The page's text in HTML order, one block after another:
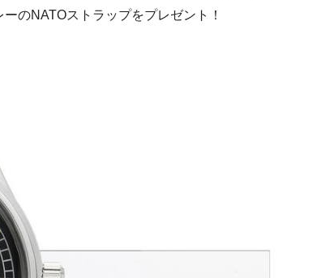
のNATOストラップをプレゼント！